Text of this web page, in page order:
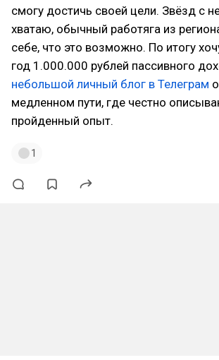
смогу достичь своей цели. Звёзд с
хватаю, обычный работяга из
себе, что это возможно. По итогу
год 1.000.000 рублей пассивного
небольшой личный блог в Телеграм
медленном пути, где честно
пройденный опыт.
1